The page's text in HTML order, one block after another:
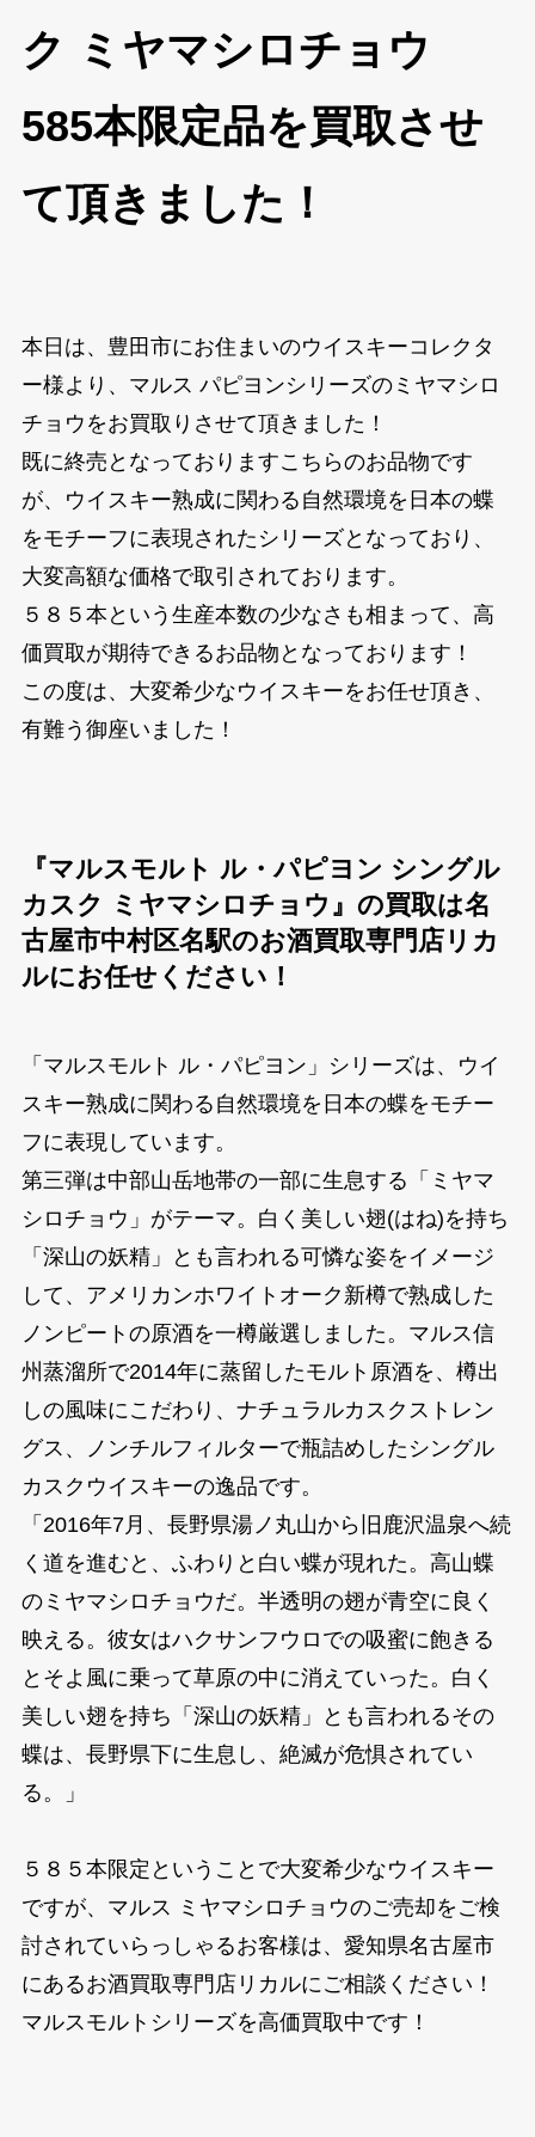
ク ミヤマシロチョウ
585本限定品を買取させ
て頂きました！
本日は、豊田市にお住まいのウイスキーコレクタ
ー様より、マルス パピヨンシリーズのミヤマシロ
チョウをお買取りさせて頂きました！
既に終売となっておりますこちらのお品物です
が、ウイスキー熟成に関わる自然環境を日本の蝶
をモチーフに表現されたシリーズとなっており、
大変高額な価格で取引されております。
５８５本という生産本数の少なさも相まって、高
価買取が期待できるお品物となっております！
この度は、大変希少なウイスキーをお任せ頂き、
有難う御座いました！
『マルスモルト ル・パピヨン シングル
カスク ミヤマシロチョウ』の買取は名
古屋市中村区名駅のお酒買取専門店リカ
ルにお任せください！
「マルスモルト ル・パピヨン」シリーズは、ウイ
スキー熟成に関わる自然環境を日本の蝶をモチー
フに表現しています。
第三弾は中部山岳地帯の一部に生息する「ミヤマ
シロチョウ」がテーマ。白く美しい翅(はね)を持ち
「深山の妖精」とも言われる可憐な姿をイメージ
して、アメリカンホワイトオーク新樽で熟成した
ノンピートの原酒を一樽厳選しました。マルス信
州蒸溜所で2014年に蒸留したモルト原酒を、樽出
しの風味にこだわり、ナチュラルカスクストレン
グス、ノンチルフィルターで瓶詰めしたシングル
カスクウイスキーの逸品です。
「2016年7月、長野県湯ノ丸山から旧鹿沢温泉へ続
く道を進むと、ふわりと白い蝶が現れた。高山蝶
のミヤマシロチョウだ。半透明の翅が青空に良く
映える。彼女はハクサンフウロでの吸蜜に飽きる
とそよ風に乗って草原の中に消えていった。白く
美しい翅を持ち「深山の妖精」とも言われるその
蝶は、長野県下に生息し、絶滅が危惧されてい
る。」
５８５本限定ということで大変希少なウイスキー
ですが、マルス ミヤマシロチョウのご売却をご検
討されていらっしゃるお客様は、愛知県名古屋市
にあるお酒買取専門店リカルにご相談ください！
マルスモルトシリーズを高価買取中です！